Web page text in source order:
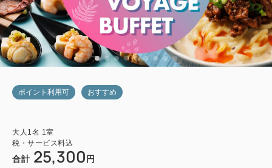
ポイント利用可 おすすめ
大人 1 名 1 室
税・サービス料込
合計 25,300 円